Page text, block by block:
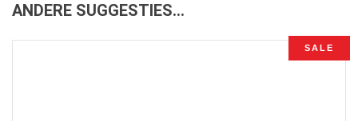
ANDERE SUGGESTIES…
SALE